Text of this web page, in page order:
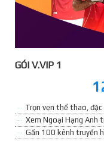
GÓI V.VIP 1
Trọn vẹn thể thao,
Xem Ngoại Hạng
Gần 100 kênh truyền